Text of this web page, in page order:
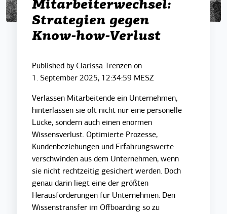
Mitarbeiterwechsel:
Strategien gegen
Know-how-Verlust
Published by Clarissa Trenzenon
1. September 2025, 12:34:59 MESZ
Verlassen Mitarbeitende ein Unternehmen,
hinterlassen sie oft nicht nur eine personelle
Lücke, sondern auch einen enormen
Wissensverlust. Optimierte Prozesse,
Kundenbeziehungen und Erfahrungswerte
verschwinden aus dem Unternehmen, wenn
sie nicht rechtzeitig gesichert werden. Doch
genau darin liegt eine der größten
Herausforderungen für Unternehmen: Den
Wissenstransfer im Offboarding so zu